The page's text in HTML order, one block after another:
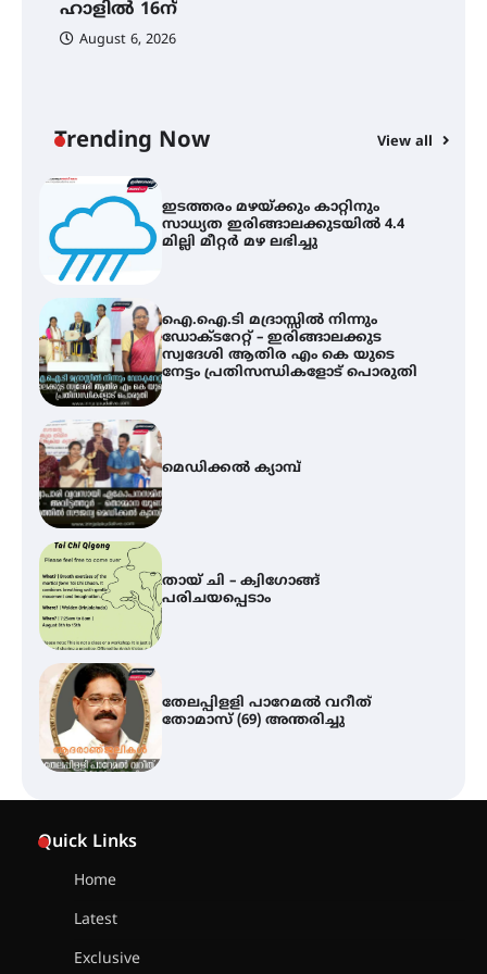
ഹാളിൽ 16ന്
August 6, 2026
Trending Now View all
ഇടത്തരം മഴയ്ക്കും കാറ്റിനും
സാധ്യത ഇരിങ്ങാലക്കുടയിൽ 4.4
മില്ലി മീറ്റർ മഴ ലഭിച്ചു
ഐ.ഐ.ടി മദ്രാസ്സിൽ നിന്നും
ഡോക്ടറേറ്റ് – ഇരിങ്ങാലക്കുട
സ്വദേശി ആതിര എം കെ യുടെ
നേട്ടം പ്രതിസന്ധികളോട് പൊരുതി
മെഡിക്കൽ ക്യാമ്പ്
തായ് ചി – ക്വിഗോങ്ങ്
പരിചയപ്പെടാം
തേലപ്പിളളി പാറേമൽ വറീത്
തോമാസ് (69) അന്തരിച്ചു
Quick Links
Home
Latest
Exclusive